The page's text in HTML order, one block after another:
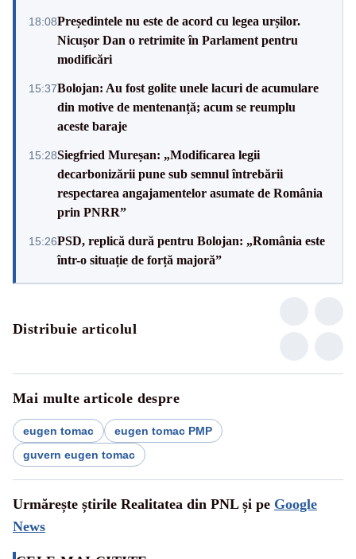
18:08Președintele nu este de acord cu legea urșilor.
Nicușor Dan o retrimite în Parlament pentru
modificări
15:37Bolojan: Au fost golite unele lacuri de acumulare
din motive de mentenanță; acum se reumplu
aceste baraje
15:28Siegfried Mureșan: „Modificarea legii
decarbonizării pune sub semnul întrebării
respectarea angajamentelor asumate de România
prin PNRR”
15:26PSD, replică dură pentru Bolojan: „România este
într-o situație de forță majoră”
Distribuie articolul
Mai multe articole despre
eugen tomac
eugen tomac PMP
guvern eugen tomac
Urmărește știrile Realitatea din PNL și pe Google
News